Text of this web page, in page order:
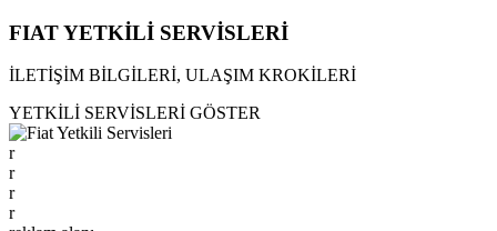
FIAT YETKİLİ SERVİSLERİ
İLETİŞİM BİLGİLERİ, ULAŞIM KROKİLERİ
YETKİLİ SERVİSLERİ GÖSTER
r
r
r
r